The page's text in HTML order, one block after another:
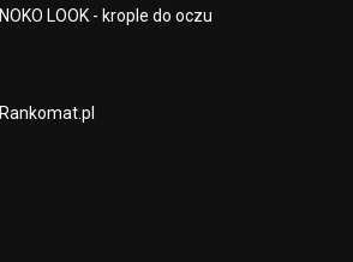
NOKO LOOK - krople do oczu
Rankomat.pl